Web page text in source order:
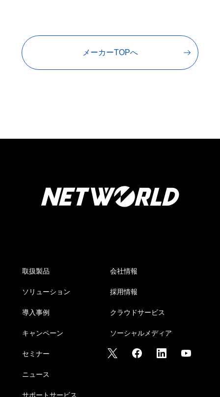
メーカーTOPへ
取扱製品
ソリューション
導入事例
キャンペーン
セミナー
ニュース
サポートサービス
会社情報
採用情報
クラウドサービス
ソーシャルメディア